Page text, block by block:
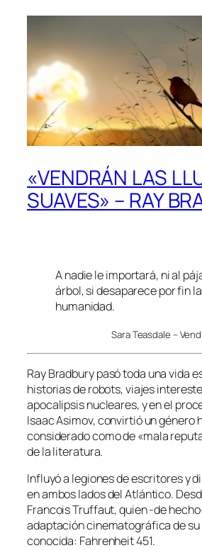
«VENDRÁN LAS
SUAVES» – RAY
A nadie le importará, ni al
árbol, si desaparece por fin la
humanidad.
Sara Teasdale –
Ray Bradbury pasó toda una vida
historias de robots, viajes
apocalipsis nucleares, y en el
Isaac Asimov, convirtió un género
considerado como de «mala
de la literatura.
Influyó a legiones de escritores y
en ambos lados del Atlántico.
Francois Truffaut, quien -de
adaptación cinematográfica de su
conocida: Fahrenheit 451.